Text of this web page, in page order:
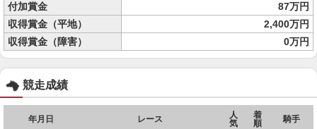
付加賞金
87万円
収得賞金（平地）
2,400万円
収得賞金（障害）
0万円
競走成績
年月日 レース
人
気
着
順
騎手